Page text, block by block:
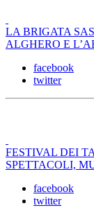
LA BRIGATA
ALGHERO E
facebook
twitter
FESTIVAL DEI
SPETTACOLI,
facebook
twitter